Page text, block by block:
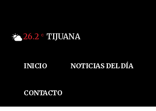
26.2 C TIJUANA
INICIO NOTICIAS DEL DÍA
CONTACTO